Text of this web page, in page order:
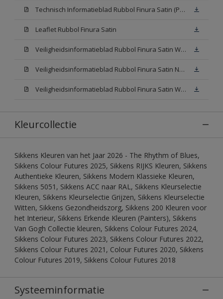
Technisch Informatieblad Rubbol Finura Satin (PDF)
Leaflet Rubbol Finura Satin
Veiligheidsinformatieblad Rubbol Finura Satin W05 (MSDS)
Veiligheidsinformatieblad Rubbol Finura Satin N00 (MSDS)
Veiligheidsinformatieblad Rubbol Finura Satin White (MSDS)
Kleurcollectie
Sikkens Kleuren van het Jaar 2026 - The Rhythm of Blues,
Sikkens Colour Futures 2025, Sikkens RIJKS Kleuren, Sikkens
Authentieke Kleuren, Sikkens Modern Klassieke Kleuren,
Sikkens 5051, Sikkens ACC naar RAL, Sikkens Kleurselectie
Kleuren, Sikkens Kleurselectie Grijzen, Sikkens Kleurselectie
Witten, Sikkens Gezondheidszorg, Sikkens 200 Kleuren voor
het Interieur, Sikkens Erkende Kleuren (Painters), Sikkens
Van Gogh Collectie kleuren, Sikkens Colour Futures 2024,
Sikkens Colour Futures 2023, Sikkens Colour Futures 2022,
Sikkens Colour Futures 2021, Colour Futures 2020, Sikkens
Colour Futures 2019, Sikkens Colour Futures 2018
Systeeminformatie